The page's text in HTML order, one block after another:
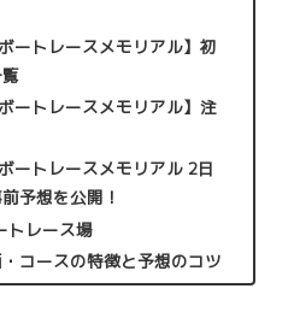
ートレースメモリアル】初
ートレースメモリアル】注
ートレースメモリアル 2日
予想を公開！
トレース場
コースの特徴と予想のコツ